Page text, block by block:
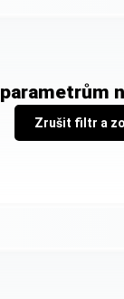
Zrušit filtr a